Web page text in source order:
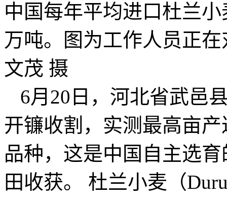
中国每年平均进口杜兰
万吨。图为工作人员正
文茂 摄
6月20日，河北省武邑
开镰收割，实测最高亩
品种，这是中国自主选
田收获。 杜兰小麦（